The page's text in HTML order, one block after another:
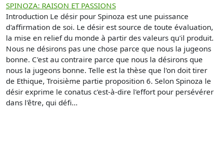
SPINOZA: RAISON ET PASSIONS
Introduction Le désir pour Spinoza est une puissance
d'affirmation de soi. Le désir est source de toute évaluation,
la mise en relief du monde à partir des valeurs qu'il produit.
Nous ne désirons pas une chose parce que nous la jugeons
bonne. C'est au contraire parce que nous la désirons que
nous la jugeons bonne. Telle est la thèse que l'on doit tirer
de Ethique, Troisième partie proposition 6. Selon Spinoza le
désir exprime le conatus c'est-à-dire l'effort pour persévérer
dans l'être, qui défi...